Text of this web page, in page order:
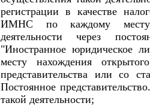
регистрации в качестве
ИМНС по каждому месту
деятельности через
"Иностранное юридическое
месту нахождения
представительства или со
Постоянное
такой деятельности;